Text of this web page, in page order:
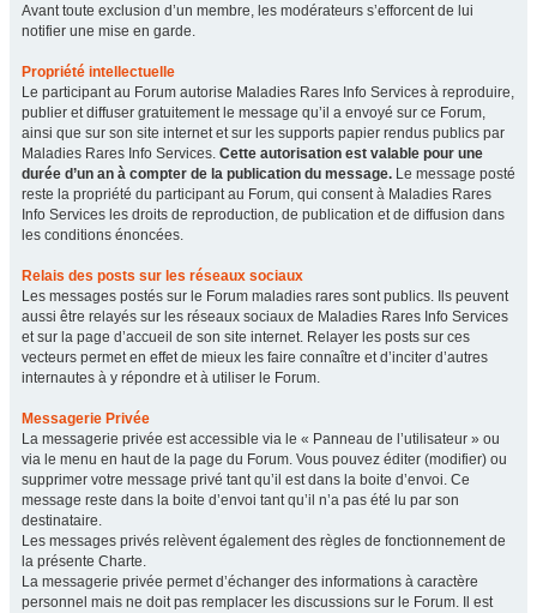
Avant toute exclusion d’un membre, les modérateurs s’efforcent de lui
notifier une mise en garde.
Propriété intellectuelle
Le participant au Forum autorise Maladies Rares Info Services à reproduire,
publier et diffuser gratuitement le message qu’il a envoyé sur ce Forum,
ainsi que sur son site internet et sur les supports papier rendus publics par
Maladies Rares Info Services. Cette autorisation est valable pour une
durée d’un an à compter de la publication du message. Le message posté
reste la propriété du participant au Forum, qui consent à Maladies Rares
Info Services les droits de reproduction, de publication et de diffusion dans
les conditions énoncées.
Relais des posts sur les réseaux sociaux
Les messages postés sur le Forum maladies rares sont publics. Ils peuvent
aussi être relayés sur les réseaux sociaux de Maladies Rares Info Services
et sur la page d’accueil de son site internet. Relayer les posts sur ces
vecteurs permet en effet de mieux les faire connaître et d’inciter d’autres
internautes à y répondre et à utiliser le Forum.
Messagerie Privée
La messagerie privée est accessible via le « Panneau de l’utilisateur » ou
via le menu en haut de la page du Forum. Vous pouvez éditer (modifier) ou
supprimer votre message privé tant qu’il est dans la boite d’envoi. Ce
message reste dans la boite d’envoi tant qu’il n’a pas été lu par son
destinataire.
Les messages privés relèvent également des règles de fonctionnement de
la présente Charte.
La messagerie privée permet d’échanger des informations à caractère
personnel mais ne doit pas remplacer les discussions sur le Forum. Il est